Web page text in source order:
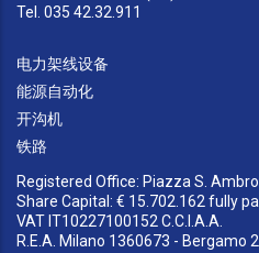
Tel. 035 42.32.911
电力架线设备
能源自动化
开沟机
铁路
Registered Office: Piazza S.
Share Capital: € 15.702.162 fully
VAT IT10227100152 C.C.I.A.A.
R.E.A. Milano 1360673 - Bergamo